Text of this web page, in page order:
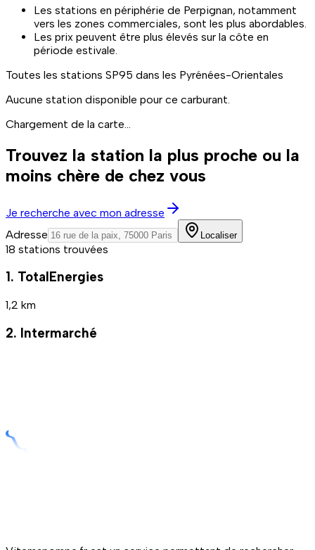
Les stations en périphérie de Perpignan, notamment
vers les zones commerciales, sont les plus abordables.
Les prix peuvent être plus élevés sur la côte en
période estivale.
Toutes les stations SP95 dans les Pyrénées-Orientales
Aucune station disponible pour ce carburant.
Chargement de la carte...
Trouvez la station la plus proche ou la
moins chère de chez vous
Je recherche avec mon adresse
Adresse
Localiser
18 stations trouvées
1. TotalEnergies
1,2 km
2. Intermarché